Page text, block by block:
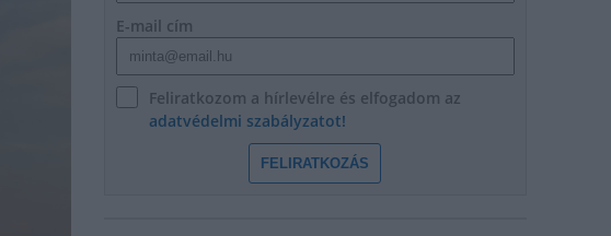
E-mail cím
Feliratkozom a hírlevélre és elfogadom az
adatvédelmi szabályzatot!
FELIRATKOZÁS